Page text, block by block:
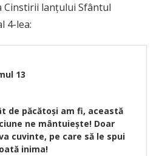
Cinstirii lanţului Sfântul
4-lea:
13
de păcătoşi am fi, această
ne mântuieşte! Doar
cuvinte, pe care să le spui
inima!